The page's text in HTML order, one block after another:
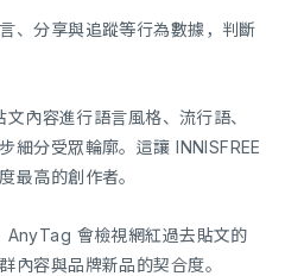
、分享與追蹤等行為數據，判斷
內容進行語言風格、流行語、
細分受眾輪廓。這讓 INNISFREE
最高的創作者。
會檢視網紅過去貼文的
內容與品牌新品的契合度。